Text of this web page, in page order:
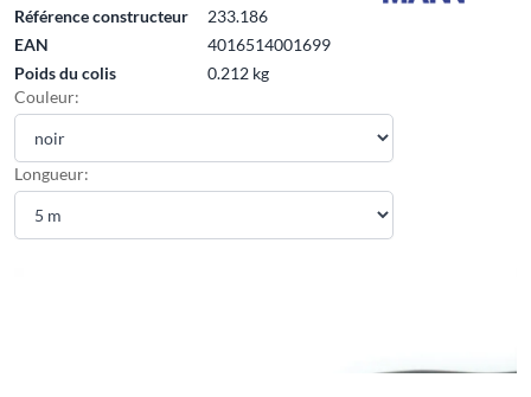
Référence constructeur
233.186
EAN
4016514001699
Poids du colis
0.212 kg
Couleur:
Longueur: